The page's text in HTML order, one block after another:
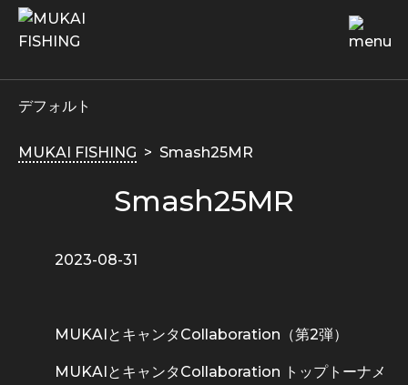
デフォルト
MUKAI FISHING Smash25MR
Smash25MR
2023-08-31
MUKAIとキャンタCollaboration（第2弾）
MUKAIとキャンタCollaboration トップトーナメ